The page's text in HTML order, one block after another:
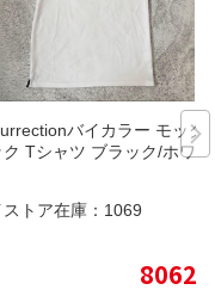
バイカラー モック
ク Tシャツ ブラック/ホワイ
トア在庫： 1069
8062